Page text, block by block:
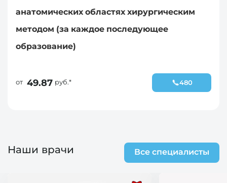
анатомических областях хирургическим
методом (за каждое последующее
образование)
от 49.87 руб.* 480
Наши врачи Все специалисты